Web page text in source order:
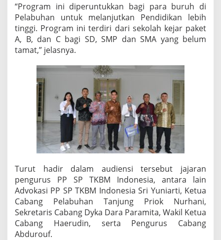
“Program ini diperuntukkan bagi para buruh di
Pelabuhan untuk melanjutkan Pendidikan lebih
tinggi. Program ini terdiri dari sekolah kejar paket
A, B, dan C bagi SD, SMP dan SMA yang belum
tamat,” jelasnya.
Turut hadir dalam audiensi tersebut jajaran
pengurus PP SP TKBM Indonesia, antara lain
Advokasi PP SP TKBM Indonesia Sri Yuniarti, Ketua
Cabang Pelabuhan Tanjung Priok Nurhani,
Sekretaris Cabang Dyka Dara Paramita, Wakil Ketua
Cabang Haerudin, serta Pengurus Cabang
Abdurouf.